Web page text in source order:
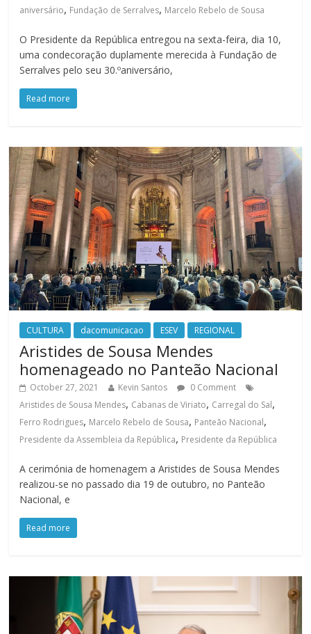
aniversário, Fundação de Serralves, Marcelo Rebelo de Sousa
O Presidente da República entregou na sexta-feira, dia 10,
uma condecoração duplamente merecida à Fundação de
Serralves pelo seu 30.ºaniversário,
Read more
CULTURA dacomunicacao ESEV REGIONAL
Aristides de Sousa Mendes
homenageado no Panteão Nacional
October 27, 2021 Kevin Santos
0 Comment
Aristides de Sousa Mendes, Cabanas de Viriato, Carregal do Sal,
Ferro Rodrigues, Marcelo Rebelo de Sousa, Panteão Nacional,
Presidente da Assembleia da República, Presidente da República
A cerimónia de homenagem a Aristides de Sousa Mendes
realizou-se no passado dia 19 de outubro, no Panteão
Nacional, e
Read more